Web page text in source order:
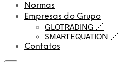
Normas
Empresas do Grupo
GLOTRADING 🔗
SMARTEQUATION 🔗
Contatos